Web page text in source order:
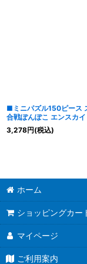
■ミニパズル150ピース
合戦ぽんぽこ エンスカ
3,278円(税込)
ホーム
ショッピングカー
マイページ
ご利用案内